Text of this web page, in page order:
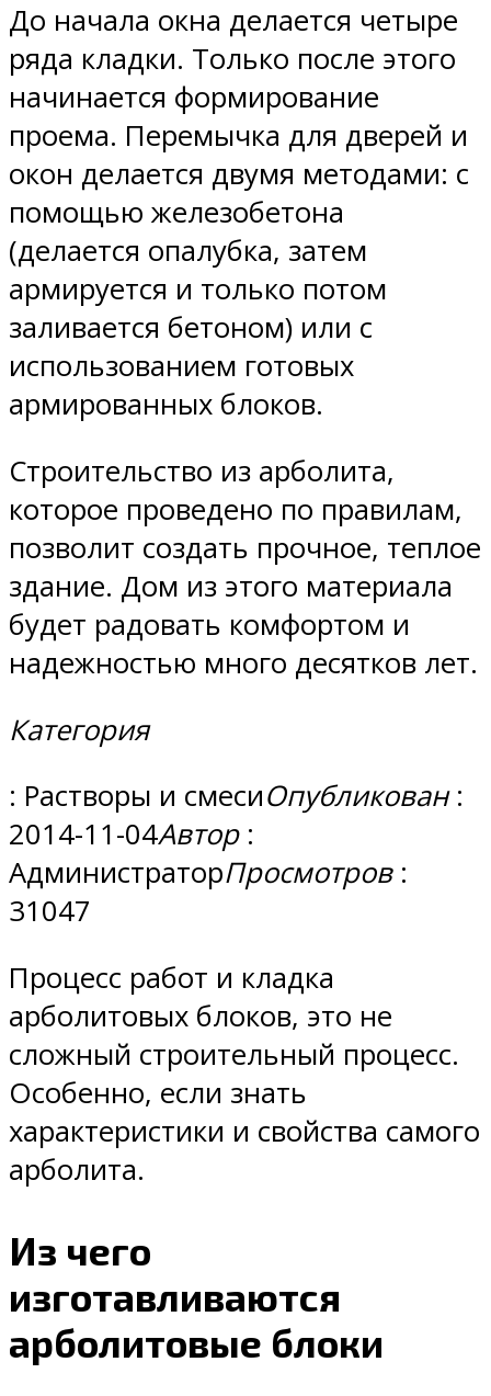
До начала окна делается четыре
ряда кладки. Только после этого
начинается формирование
проема. Перемычка для дверей и
окон делается двумя методами: с
помощью железобетона
(делается опалубка, затем
армируется и только потом
заливается бетоном) или с
использованием готовых
армированных блоков.
Строительство из арболита,
которое проведено по правилам,
позволит создать прочное, теплое
здание. Дом из этого материала
будет радовать комфортом и
надежностью много десятков лет.
Категория
: Растворы и смесиОпубликован:
2014-11-04Автор:
АдминистраторПросмотров:
31047
Процесс работ и кладка
арболитовых блоков, это не
сложный строительный процесс.
Особенно, если знать
характеристики и свойства самого
арболита.
Из чего
изготавливаются
арболитовые блоки